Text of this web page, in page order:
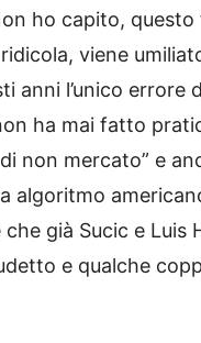
ho capito,
viene
anni l’unico
ha mai fatto
non mercato” e
algoritmo
già Sucic e Luis
e qualche